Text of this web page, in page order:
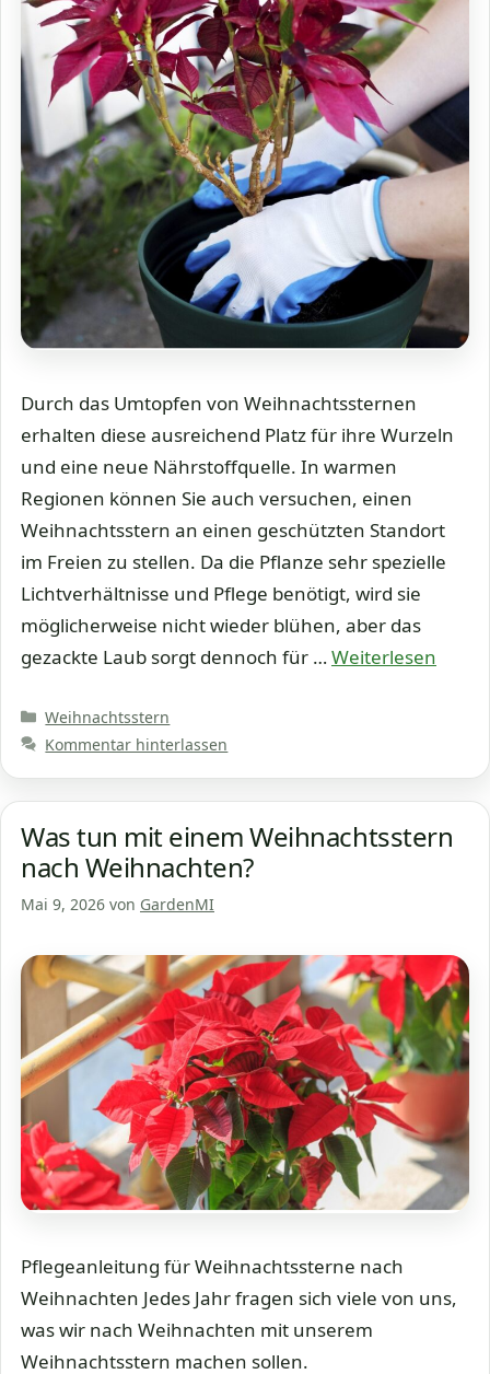
Durch das Umtopfen von Weihnachtssternen
erhalten diese ausreichend Platz für ihre Wurzeln
und eine neue Nährstoffquelle. In warmen
Regionen können Sie auch versuchen, einen
Weihnachtsstern an einen geschützten Standort
im Freien zu stellen. Da die Pflanze sehr spezielle
Lichtverhältnisse und Pflege benötigt, wird sie
möglicherweise nicht wieder blühen, aber das
gezackte Laub sorgt dennoch für …Weiterlesen
Kategorien
Weihnachtsstern
Kommentar hinterlassen
Was tun mit einem Weihnachtsstern
nach Weihnachten?
Mai 9, 2026 von GardenMI
Pflegeanleitung für Weihnachtssterne nach
Weihnachten Jedes Jahr fragen sich viele von uns,
was wir nach Weihnachten mit unserem
Weihnachtsstern machen sollen.